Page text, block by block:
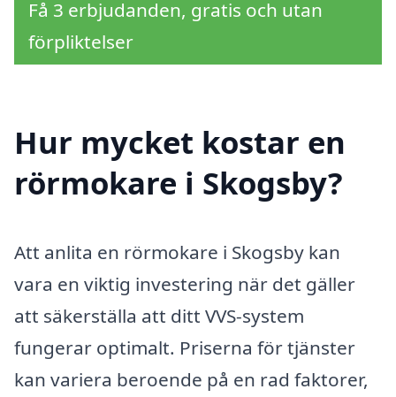
Få 3 erbjudanden, gratis och utan
förpliktelser
Hur mycket kostar en
rörmokare i Skogsby?
Att anlita en rörmokare i Skogsby kan
vara en viktig investering när det gäller
att säkerställa att ditt VVS-system
fungerar optimalt. Priserna för tjänster
kan variera beroende på en rad faktorer,